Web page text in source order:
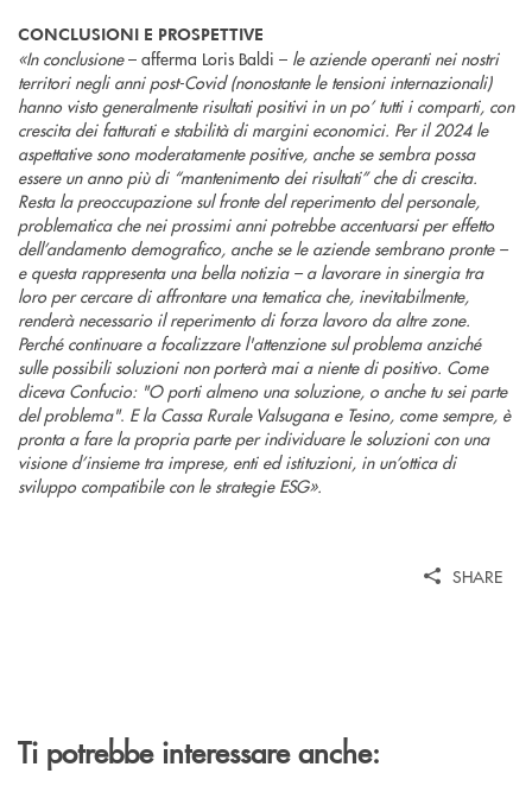
CONCLUSIONI E PROSPETTIVE
«In conclusione– afferma Loris Baldi – le aziende operanti nei nostri
territori negli anni post-Covid (nonostante le tensioni internazionali)
hanno visto generalmente risultati positivi in un po’ tutti i comparti, con
crescita dei fatturati e stabilità di margini economici. Per il 2024 le
aspettative sono moderatamente positive, anche se sembra possa
essere un anno più di “mantenimento dei risultati” che di crescita.
Resta la preoccupazione sul fronte del reperimento del personale,
problematica che nei prossimi anni potrebbe accentuarsi per effetto
dell’andamento demografico, anche se le aziende sembrano pronte –
e questa rappresenta una bella notizia – a lavorare in sinergia tra
loro per cercare di affrontare una tematica che, inevitabilmente,
renderà necessario il reperimento di forza lavoro da altre zone.
Perché continuare a focalizzare l'attenzione sul problema anziché
sulle possibili soluzioni non porterà mai a niente di positivo. Come
diceva Confucio: "O porti almeno una soluzione, o anche tu sei parte
del problema". E la Cassa Rurale Valsugana e Tesino, come sempre, è
pronta a fare la propria parte per individuare le soluzioni con una
visione d’insieme tra imprese, enti ed istituzioni, in un’ottica di
sviluppo compatibile con le strategie ESG».
SHARE
Ti potrebbe interessare anche: